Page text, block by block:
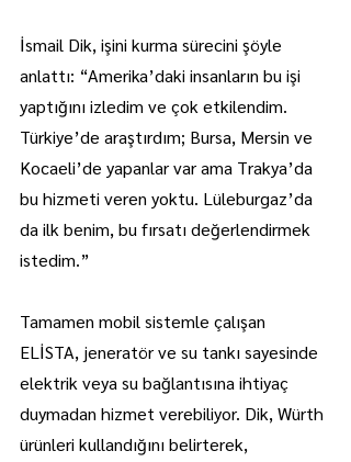
İsmail Dik, işini kurma sürecini şöyle
anlattı: “Amerika’daki insanların bu işi
yaptığını izledim ve çok etkilendim.
Türkiye’de araştırdım; Bursa, Mersin ve
Kocaeli’de yapanlar var ama Trakya’da
bu hizmeti veren yoktu. Lüleburgaz’da
da ilk benim, bu fırsatı değerlendirmek
istedim.”
Tamamen mobil sistemle çalışan
ELİSTA, jeneratör ve su tankı sayesinde
elektrik veya su bağlantısına ihtiyaç
duymadan hizmet verebiliyor. Dik, Würth
ürünleri kullandığını belirterek,